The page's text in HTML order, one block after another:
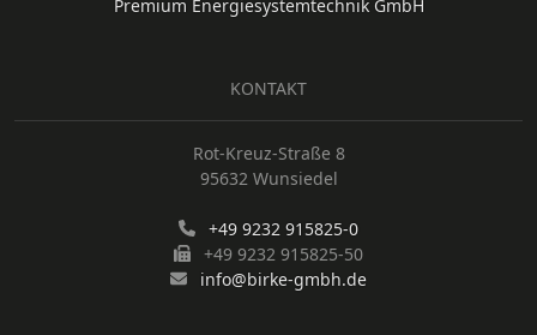
Premium Energiesystemtechnik GmbH
KONTAKT
Rot-Kreuz-Straße 8
95632 Wunsiedel
+49 9232 915825-0
+49 9232 915825-50
info@birke-gmbh.de